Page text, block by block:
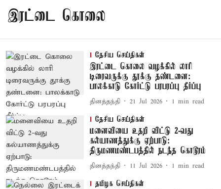
இரட்டை கொலை
தேசிய செய்திகள்
இரட்டை கொலை வழக்கில் லாரி
டிரைவருக்கு தூக்கு தண்டனை:
பாலக்காடு கோர்ட்டு பரபரப்பு தீர்ப்பு
தினத்தந்தி 21 Jul 2026 1 min read
தேசிய செய்திகள்
மனைவியை உதறி விட்டு 2-வது
கல்யாணத்துக்கு ஏற்பாடு:
திருமணமண்டபத்தில் நடந்த கொடூரம்
தினத்தந்தி 11 Jul 2026 1 min read
தமிழக செய்திகள்